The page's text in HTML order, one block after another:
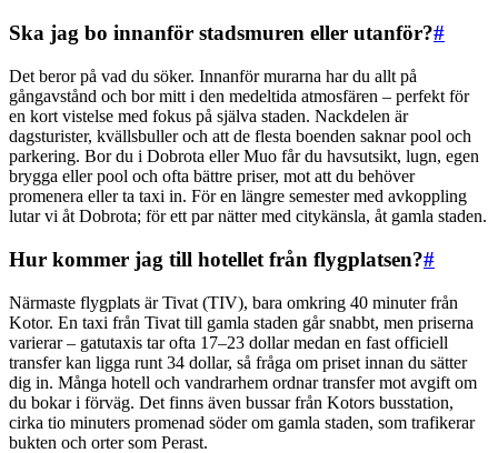
Ska jag bo innanför stadsmuren eller utanför?#
Det beror på vad du söker. Innanför murarna har du allt på
gångavstånd och bor mitt i den medeltida atmosfären – perfekt för
en kort vistelse med fokus på själva staden. Nackdelen är
dagsturister, kvällsbuller och att de flesta boenden saknar pool och
parkering. Bor du i Dobrota eller Muo får du havsutsikt, lugn, egen
brygga eller pool och ofta bättre priser, mot att du behöver
promenera eller ta taxi in. För en längre semester med avkoppling
lutar vi åt Dobrota; för ett par nätter med citykänsla, åt gamla staden.
Hur kommer jag till hotellet från flygplatsen?#
Närmaste flygplats är Tivat (TIV), bara omkring 40 minuter från
Kotor. En taxi från Tivat till gamla staden går snabbt, men priserna
varierar – gatutaxis tar ofta 17–23 dollar medan en fast officiell
transfer kan ligga runt 34 dollar, så fråga om priset innan du sätter
dig in. Många hotell och vandrarhem ordnar transfer mot avgift om
du bokar i förväg. Det finns även bussar från Kotors busstation,
cirka tio minuters promenad söder om gamla staden, som trafikerar
bukten och orter som Perast.